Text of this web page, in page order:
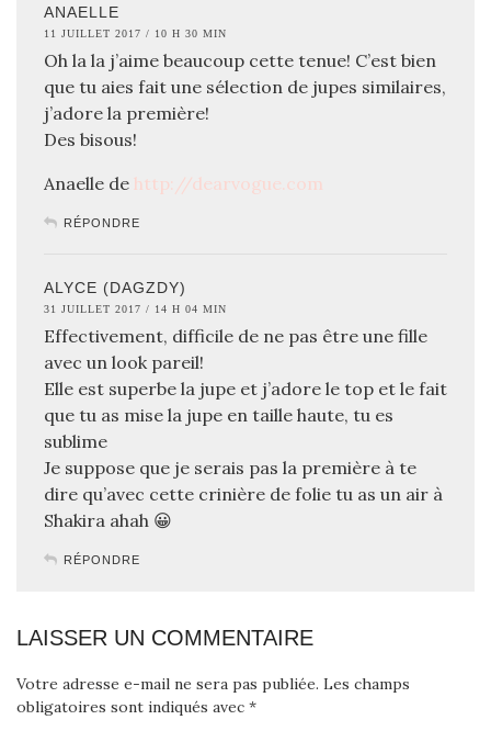
ANAELLE
11 JUILLET 2017 / 10 H 30 MIN
Oh la la j’aime beaucoup cette tenue! C’est bien
que tu aies fait une sélection de jupes similaires,
j’adore la première!
Des bisous!
Anaelle de http://dearvogue.com
RÉPONDRE
ALYCE (DAGZDY)
31 JUILLET 2017 / 14 H 04 MIN
Effectivement, difficile de ne pas être une fille
avec un look pareil!
Elle est superbe la jupe et j’adore le top et le fait
que tu as mise la jupe en taille haute, tu es
sublime
Je suppose que je serais pas la première à te
dire qu’avec cette crinière de folie tu as un air à
Shakira ahah 😀
RÉPONDRE
LAISSER UN COMMENTAIRE
Votre adresse e-mail ne sera pas publiée. Les champs
obligatoires sont indiqués avec *